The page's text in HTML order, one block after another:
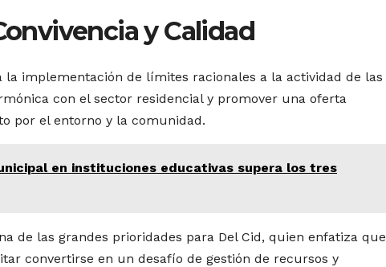
y Calidad
implementación de límites racionales a la actividad de las
con el sector residencial y promover una oferta
por el entorno y la comunidad.
en instituciones educativas supera los tres
de las grandes prioridades para Del Cid, quien enfatiza que
convertirse en un desafío de gestión de recursos y